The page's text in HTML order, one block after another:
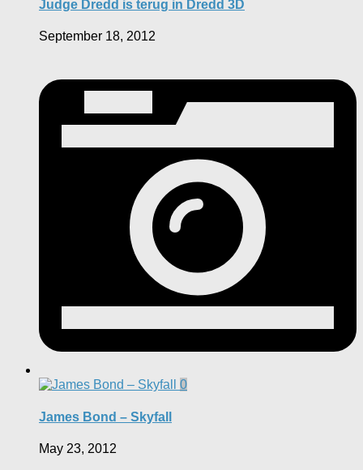
Judge Dredd is terug in Dredd 3D
September 18, 2012
0
James Bond – Skyfall
May 23, 2012